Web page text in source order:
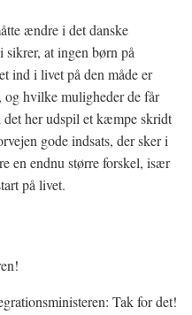
ændre i det danske
sikrer, at ingen børn på
ind i livet på den måde er
og hvilke muligheder de får
her udspil et kæmpe skridt
gode indsats, der sker i
en endnu større forskel, især
på livet.
Tak for det!